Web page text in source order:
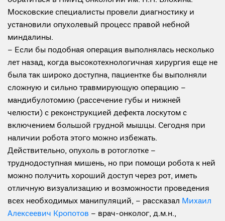
Московские специалисты провели диагностику и
установили опухолевый процесс правой небной
миндалины.
– Если бы подобная операция выполнялась несколько
лет назад, когда высокотехнологичная хирургия еще не
была так широко доступна, пациентке бы выполняли
сложную и сильно травмирующую операцию –
мандибулотомию (рассечение губы и нижней
челюсти) с реконструкцией дефекта лоскутом с
включением большой грудной мышцы. Сегодня при
наличии робота этого можно избежать.
Действительно, опухоль в ротоглотке –
труднодоступная мишень, но при помощи робота к ней
можно получить хороший доступ через рот, иметь
отличную визуализацию и возможности проведения
всех необходимых манипуляций, – рассказал Михаил
Алексеевич Кропотов – врач-онколог, д.м.н.,